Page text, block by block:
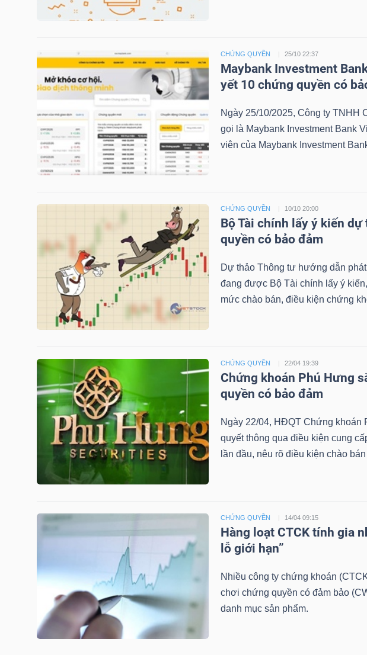
CHỨNG QUYỀN 25/10 22:37
Maybank Investment
yết 10 chứng quyền có
Ngày 25/10/2025, Công ty TNHH
gọi là Maybank Investment Bank
viên của Maybank Investment
CHỨNG QUYỀN 10/10 20:00
Bộ Tài chính lấy ý kiến
quyền có bảo đảm
Dự thảo Thông tư hướng dẫn
đang được Bộ Tài chính lấy ý
mức chào bán, điều kiện chứng
CHỨNG QUYỀN 22/04 19:39
Chứng khoán Phú Hưng
quyền có bảo đảm
Ngày 22/04, HĐQT Chứng khoán
quyết thông qua điều kiện cung
lần đầu, nêu rõ điều kiện chào
CHỨNG QUYỀN 14/04 09:15
Hàng loạt CTCK tính gia
lỗ giới hạn”
Nhiều công ty chứng khoán
chơi chứng quyền có đảm bảo
danh mục sản phẩm.
NGÀNH
CÔNG
XUẤT
Ngành
SECTOR